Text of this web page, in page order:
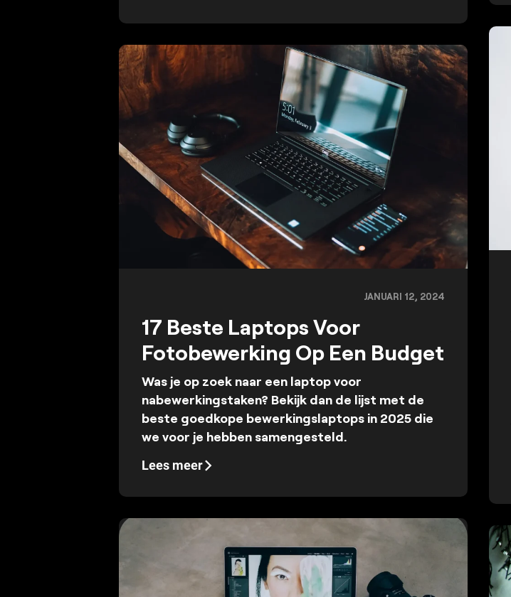
JANUARI 12, 2024
17 Beste Laptops Voor
Fotobewerking Op Een Budget
Was je op zoek naar een laptop voor
nabewerkingstaken? Bekijk dan de lijst met de
beste goedkope bewerkingslaptops in 2025 die
we voor je hebben samengesteld.
Lees meer